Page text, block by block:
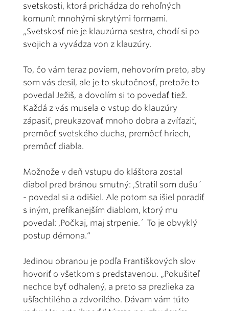
svetskosti, ktorá prichádza do rehoľných
komunít mnohými skrytými formami.
„Svetskosť nie je klauzúrna sestra, chodí si po
svojich a vyvádza von z klauzúry.
To, čo vám teraz poviem, nehovorím preto, aby
som vás desil, ale je to skutočnosť, pretože to
povedal Ježiš, a dovolím si to povedať tiež.
Každá z vás musela o vstup do klauzúry
zápasiť, preukazovať mnoho dobra a zvíťaziť,
premôcť svetského ducha, premôcť hriech,
premôcť diabla.
Možnože v deň vstupu do kláštora zostal
diabol pred bránou smutný: ,Stratil som dušu´
- povedal si a odišiel. Ale potom sa išiel poradiť
s iným, prefíkanejším diablom, ktorý mu
povedal: ,Počkaj, maj strpenie.´ To je obvyklý
postup démona.“
Jedinou obranou je podľa Františkových slov
hovoriť o všetkom s predstavenou. „Pokušiteľ
nechce byť odhalený, a preto sa prezlieka za
ušľachtilého a zdvorilého. Dávam vám túto